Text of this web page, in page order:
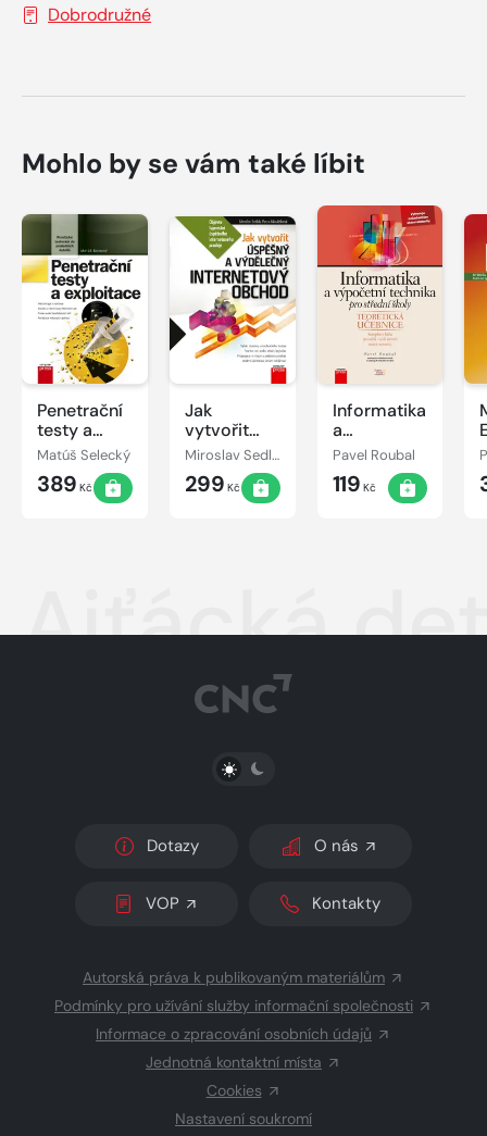
Dobrodružné
Mohlo by se vám také líbit
Penetrační
testy a
exploitace
Matúš Selecký
389 Kč
Jak
vytvořit
úspěšný a
výdělečný
internetový
obchod
Miroslav Sedlák, Petra Mikulášková
299 Kč
Informatika
a
výpočetní
technika
pro střední
Pavel Roubal
119 Kč
Ajťácká
PŘEPNOUT SVĚTLÝ/TMAVÝ REŽIM
Dotazy O nás
VOP Kontakty
Autorská práva k publikovaným materiálům
Podmínky pro užívání služby informační společnosti
Informace o zpracování osobních údajů
Jednotná kontaktní místa
Cookies
Nastavení soukromí